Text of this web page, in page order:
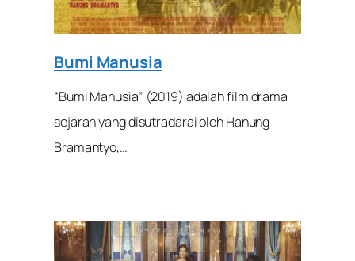
Bumi Manusia
“Bumi Manusia” (2019) adalah film drama
sejarah yang disutradarai oleh Hanung
Bramantyo,…